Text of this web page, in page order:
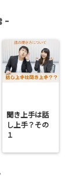
-
聞き上手は話
し上手？その
１